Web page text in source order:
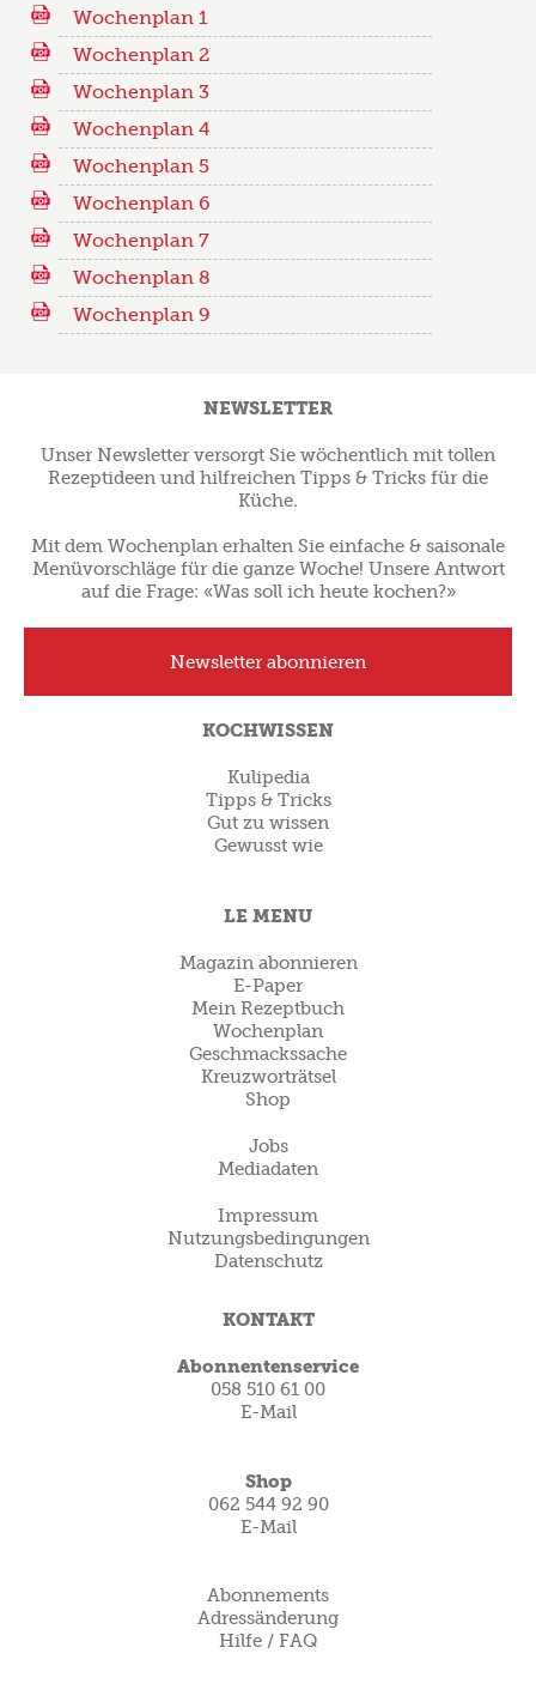
Wochenplan 1
Wochenplan 2
Wochenplan 3
Wochenplan 4
Wochenplan 5
Wochenplan 6
Wochenplan 7
Wochenplan 8
Wochenplan 9
NEWSLETTER
Unser Newsletter versorgt Sie wöchentlich mit tollen
Rezeptideen und hilfreichen Tipps & Tricks für die
Küche.
Mit dem Wochenplan erhalten Sie einfache & saisonale
Menüvorschläge für die ganze Woche! Unsere Antwort
auf die Frage: «Was soll ich heute kochen?»
Newsletter abonnieren
KOCHWISSEN
Kulipedia
Tipps & Tricks
Gut zu wissen
Gewusst wie
LE MENU
Magazin abonnieren
E-Paper
Mein Rezeptbuch
Wochenplan
Geschmackssache
Kreuzworträtsel
Shop
Jobs
Mediadaten
Impressum
Nutzungsbedingungen
Datenschutz
KONTAKT
Abonnentenservice
058 510 61 00
E-Mail
Shop
062 544 92 90
E-Mail
Abonnements
Adressänderung
Hilfe / FAQ